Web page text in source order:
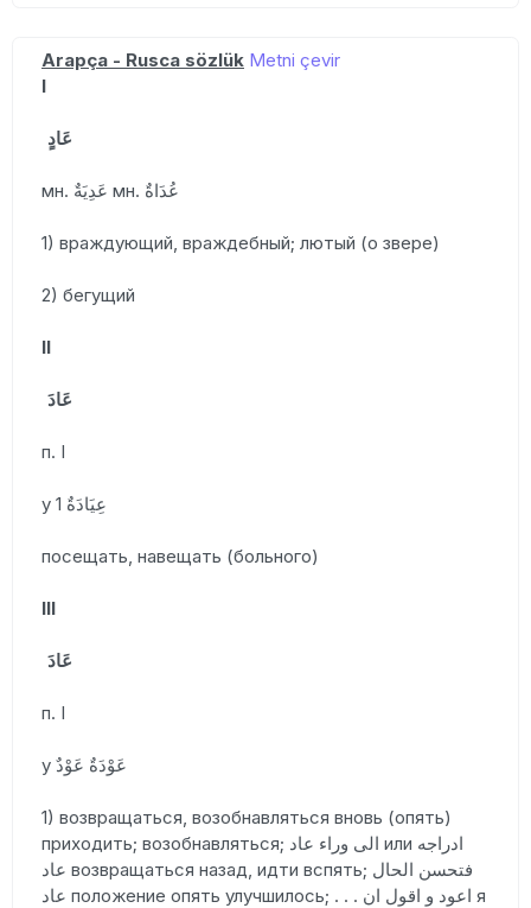
Arapça - Rusca sözlük Metni çevir
I
عَادٍ
мн. عَدِيَةٌ мн. عُدَاةٌ
1) враждующий, враждебный; лютый (о звере)
2) бегущий
II
عَادَ
п. I
у 1 عِيَادَةٌ
посещать, навещать (больного)
III
عَادَ
п. I
у عَوْدَةٌ عَوْدٌ
1) возвращаться, возобнавляться вновь (опять)
приходить; возобнавляться; الى وراء عاد или ادراجه
عاد возвращаться назад, идти вспять; فتحسن الحال
عاد положение опять улучшилось; . . . اعود و اقول ان я